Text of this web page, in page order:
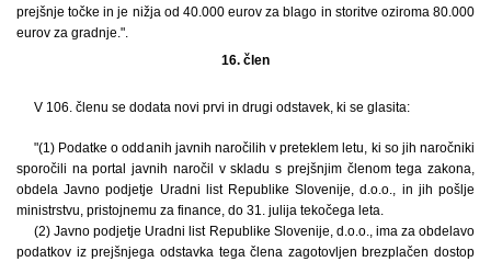
prejšnje točke in je nižja od 40.000 eurov za blago in storitve oziroma 80.000
eurov za gradnje.".
16. člen
V 106. členu se dodata novi prvi in drugi odstavek, ki se glasita:
"(1) Podatke o oddanih javnih naročilih v preteklem letu, ki so jih naročniki
sporočili na portal javnih naročil v skladu s prejšnjim členom tega zakona,
obdela Javno podjetje Uradni list Republike Slovenije, d.o.o., in jih pošlje
ministrstvu, pristojnemu za finance, do 31. julija tekočega leta.
(2) Javno podjetje Uradni list Republike Slovenije, d.o.o., ima za obdelavo
podatkov iz prejšnjega odstavka tega člena zagotovljen brezplačen dostop